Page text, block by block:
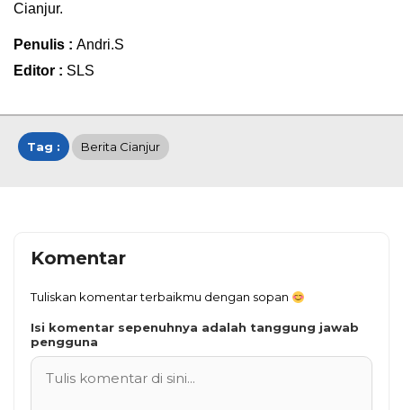
Cianjur.
Penulis : Andri.S
Editor : SLS
Tag : Berita Cianjur
Komentar
Tuliskan komentar terbaikmu dengan sopan
Isi komentar sepenuhnya adalah tanggung jawab
pengguna